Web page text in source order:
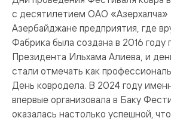
с десятилетием ОАО «Азерхалча»
Азербайджане предприятия, где
Фабрика была создана в 2016 году
Президента Ильхама Алиева, и
стали отмечать как
День ковродела. В 2024 году
впервые организовала в Баку
оказалась настолько успешной,